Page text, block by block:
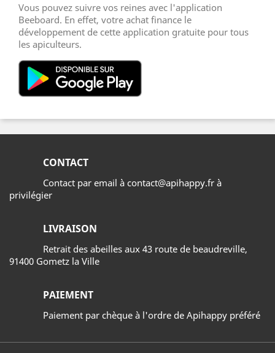
Vous pouvez suivre vos reines avec l'application
Beeboard. En effet, votre achat finance le
développement de cette application gratuite pour tous
les apiculteurs.
CONTACT
Contact par email à contact@apihappy.fr à
privilégier
LIVRAISON
Retrait des abeilles aux 43 route de beaudreville,
91400 Gometz la Ville
PAIEMENT
Paiement par chèque à l'ordre de Apihappy préféré